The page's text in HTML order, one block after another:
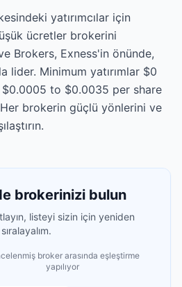
yatırımcılar için
ücretler brokerini
Brokers, Exness'in önünde,
lider. Minimum yatırımlar $0
$0.0005 to $0.0035 per share
brokerin güçlü yönlerini ve
brokerinizi bulun
listeyi sizin için yeniden
sıralayalım.
broker arasında eşleştirme
yapılıyor